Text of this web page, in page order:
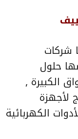
شركات
حلول
الكبيرة ,
لأجهزة
الكهربائية